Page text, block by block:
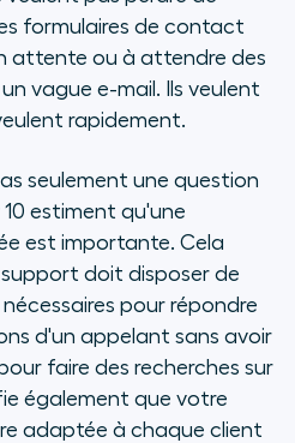
formulaires de contact
attente ou à attendre des
vague e-mail. Ils veulent
rapidement.
seulement une question
estiment qu'une
est importante. Cela
doit disposer de
pour répondre
d'un appelant sans avoir
faire des recherches sur
également que votre
adaptée à chaque client